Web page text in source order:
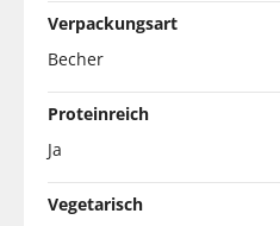
Verpackungsart
Becher
Proteinreich
Ja
Vegetarisch